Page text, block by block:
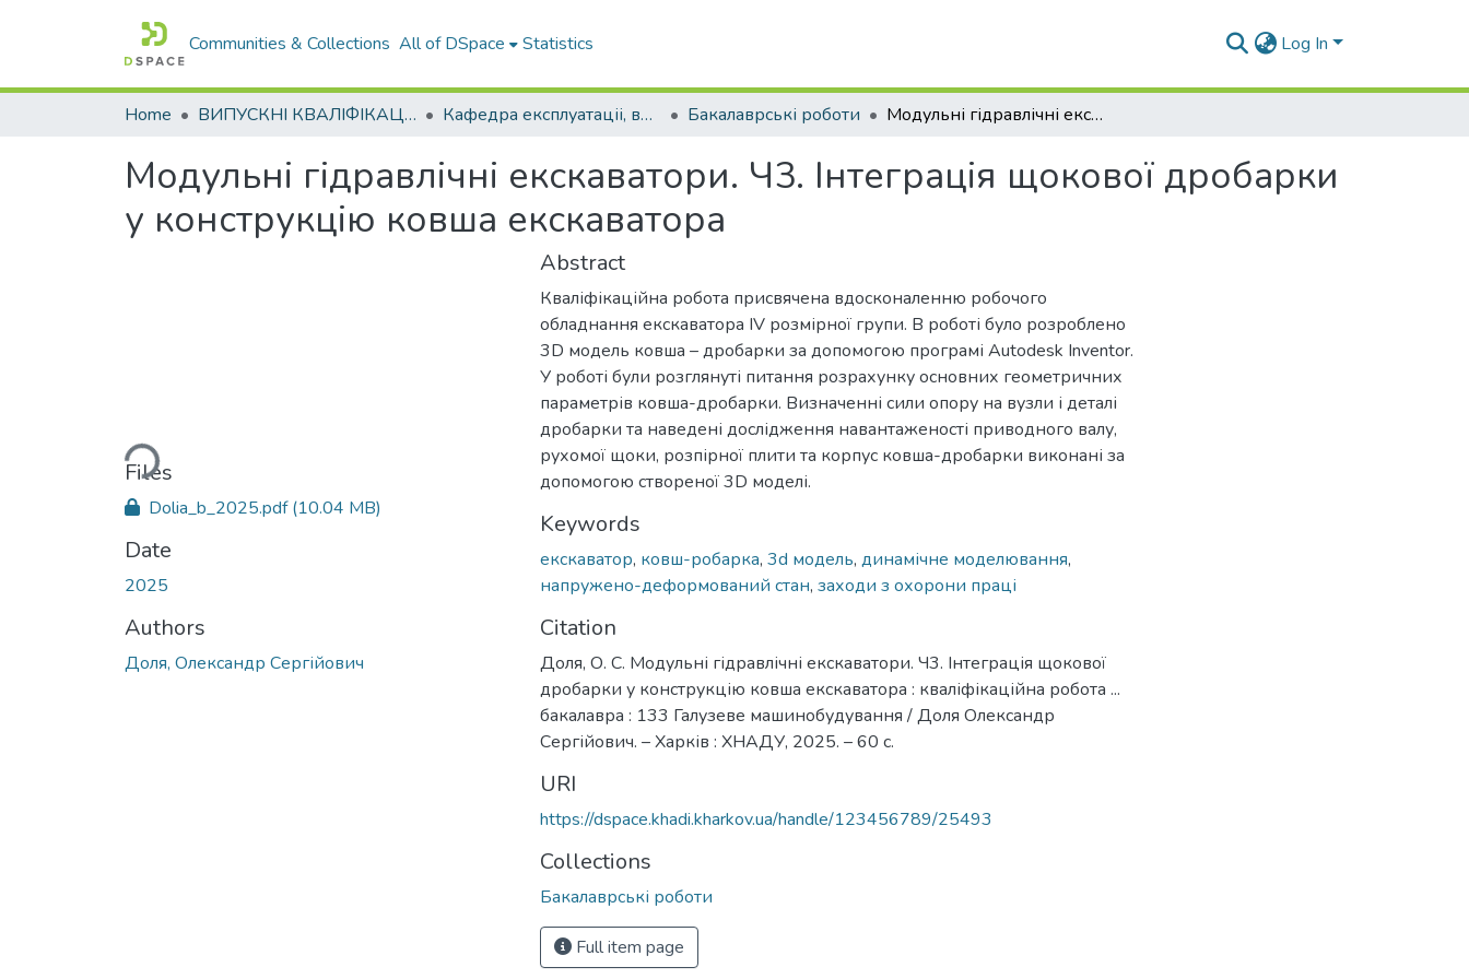
Communities & Collections All of DSpace Statistics Log In
Home ВИПУСКНІ КВАЛІФІКАЦІЙНІ РОБОТИ Кафедра експлуатаціі, випробувань, сервісу будівельних і дорожніх машин Бакалаврські роботи Модульні гідравлічні екскаватори. Ч3. Інтеграція щокової дробарки у конструкцію ковша екскаватора
Модульні гідравлічні екскаватори. Ч3. Інтеграція щокової дробарки
у конструкцію ковша екскаватора
Loading...
Files
Dolia_b_2025.pdf(10.04 MB)
Date
2025
Authors
Доля, Олександр Сергійович
Abstract
Кваліфікаційна робота присвячена вдосконаленню робочого
обладнання екскаватора IV розмірної групи. В роботі було розроблено
3D модель ковша – дробарки за допомогою програмі Autodesk Inventor.
У роботі були розглянуті питання розрахунку основних геометричних
параметрів ковша-дробарки. Визначенні сили опору на вузли і деталі
дробарки та наведені дослідження навантаженості приводного валу,
рухомої щоки, розпірної плити та корпус ковша-дробарки виконані за
допомогою створеної 3D моделі.
Keywords
екскаватор, ковш-робарка, 3d модель, динамічне моделювання,
напружено-деформований стан, заходи з охорони праці
Citation
Доля, О. С. Модульні гідравлічні екскаватори. Ч3. Інтеграція щокової
дробарки у конструкцію ковша екскаватора : кваліфікаційна робота ...
бакалавра : 133 Галузеве машинобудування / Доля Олександр
Сергійович. – Харків : ХНАДУ, 2025. – 60 с.
URI
https://dspace.khadi.kharkov.ua/handle/123456789/25493
Collections
Бакалаврські роботи
Full item page